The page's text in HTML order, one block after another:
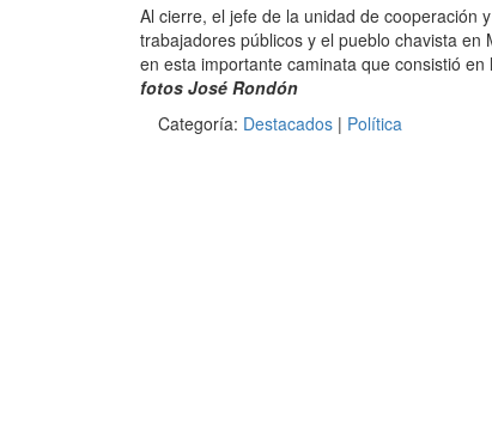
Al cierre, el jefe de la unidad de cooperación
trabajadores públicos y el pueblo chavista
en esta importante caminata que consistió
fotos José Rondón
Categoría: Destacados | Política